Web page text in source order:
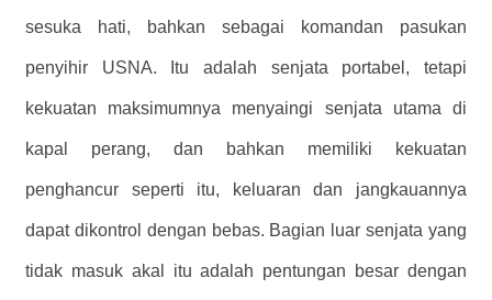
sesuka hati, bahkan sebagai komandan pasukan
penyihir USNA. Itu adalah senjata portabel, tetapi
kekuatan maksimumnya menyaingi senjata utama di
kapal perang, dan bahkan memiliki kekuatan
penghancur seperti itu, keluaran dan jangkauannya
dapat dikontrol dengan bebas. Bagian luar senjata yang
tidak masuk akal itu adalah pentungan besar dengan